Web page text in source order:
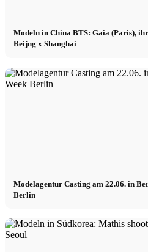
Modeln in China BTS: Gaia (Paris),
Beijng x Shanghai
Modelagentur Casting am 22.06. in
Berlin